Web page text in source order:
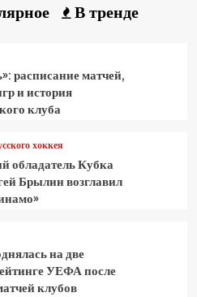
В тренде
расписание матчей,
и история
клуба
хоккея
обладатель Кубка
Брылин возглавил
на две
УЕФА после
клубов